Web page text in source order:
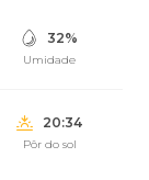
32%
Umidade
20:34
Pôr do sol